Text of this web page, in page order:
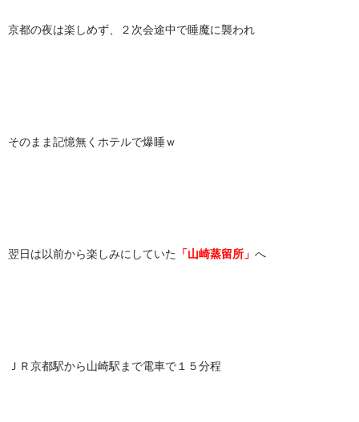
京都の夜は楽しめず、２次会途中で睡魔に襲われ
そのまま記憶無くホテルで爆睡ｗ
翌日は以前から楽しみにしていた 「山崎蒸留所」 へ
ＪＲ京都駅から山崎駅まで電車で１５分程